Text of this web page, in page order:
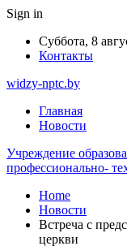
Sign in
Суббота, 8
Контакты
widzy-nptc.by
Главная
Новости
Учреждение
профессионально-
Home
Новости
Встреча с
церкви